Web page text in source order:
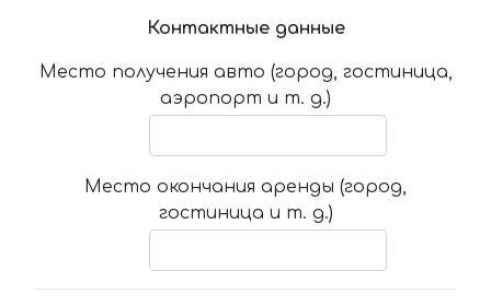
Контактные данные
Место получения авто (город, гостиница,
аэропорт и т. д.)
Место окончания аренды (город,
гостиница и т. д.)